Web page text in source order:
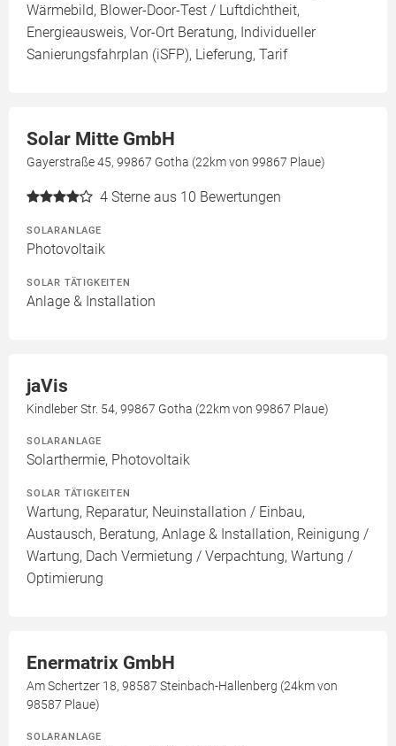
Wärmebild, Blower-Door-Test / Luftdichtheit,
Energieausweis, Vor-Ort Beratung, Individueller
Sanierungsfahrplan (iSFP), Lieferung, Tarif
Solar Mitte GmbH
Gayerstraße 45, 99867 Gotha (22km von 99867 Plaue)
4 Sterne aus 10 Bewertungen
SOLARANLAGE
Photovoltaik
SOLAR TÄTIGKEITEN
Anlage & Installation
jaVis
Kindleber Str. 54, 99867 Gotha (22km von 99867 Plaue)
SOLARANLAGE
Solarthermie, Photovoltaik
SOLAR TÄTIGKEITEN
Wartung, Reparatur, Neuinstallation / Einbau,
Austausch, Beratung, Anlage & Installation, Reinigung /
Wartung, Dach Vermietung / Verpachtung, Wartung /
Optimierung
Enermatrix GmbH
Am Schertzer 18, 98587 Steinbach-Hallenberg (24km von
98587 Plaue)
SOLARANLAGE